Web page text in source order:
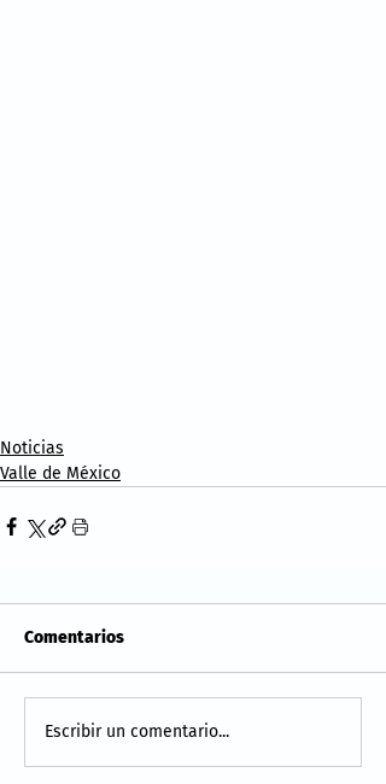
Noticias
Valle de México
Comentarios
Escribir un comentario...